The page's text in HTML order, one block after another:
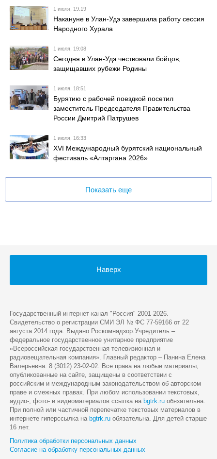
1 июля, 19:19
Накануне в Улан-Удэ завершила работу сессия
Народного Хурала
1 июля, 19:08
Сегодня в Улан-Удэ чествовали бойцов,
защищавших рубежи Родины
1 июля, 18:51
Бурятию с рабочей поездкой посетил
заместитель Председателя Правительства
России Дмитрий Патрушев
1 июля, 16:33
XVI Международный бурятский национальный
фестиваль «Алтаргана 2026»
Показать еще
Наверх
Государственный интернет-канал "Россия" 2001-2026.
Cвидетельство о регистрации СМИ ЭЛ № ФС 77-59166 от 22
августа 2014 года. Выдано Роскомнадзор.Учредитель –
федеральное государственное унитарное предприятие
«Всероссийская государственная телевизионная и
радиовещательная компания». Главный редактор – Панина Елена
Валерьевна. 8 (3012) 23-02-02. Все права на любые материалы,
опубликованные на сайте, защищены в соответствии с
российским и международным законодательством об авторском
праве и смежных правах. При любом использовании текстовых,
аудио-, фото- и видеоматериалов ссылка на bgtrk.ru обязательна.
При полной или частичной перепечатке текстовых материалов в
интернете гиперссылка на bgtrk.ru обязательна. Для детей старше
16 лет.
Политика обработки персональных данных
Согласие на обработку персональных данных